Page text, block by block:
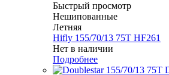
Быстрый просмотр
Нешипованные
Летняя
Hifly 155/70/13 75T HF261
Нет в наличии
Подробнее